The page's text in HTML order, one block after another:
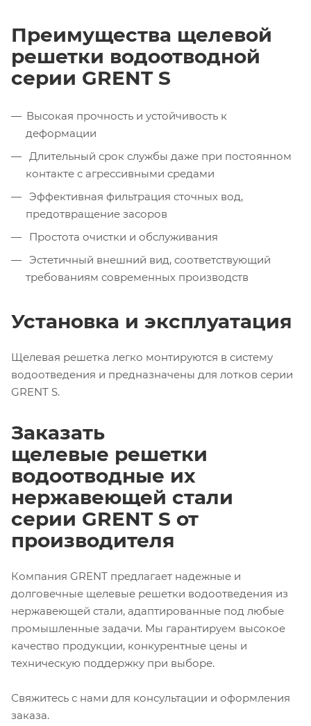
Преимущества щелевой
решетки водоотводной
серии GRENT S
Высокая прочность и устойчивость к
деформации
Длительный срок службы даже при постоянном
контакте с агрессивными средами
Эффективная фильтрация сточных вод,
предотвращение засоров
Простота очистки и обслуживания
Эстетичный внешний вид, соответствующий
требованиям современных производств
Установка и эксплуатация
Щелевая решетка легко монтируются в систему
водоотведения и предназначены для лотков серии
GRENT S.
Заказать
щелевые решетки
водоотводные их
нержавеющей стали
серии GRENT S от
производителя
Компания GRENT предлагает надежные и
долговечные щелевые решетки водоотведения из
нержавеющей стали, адаптированные под любые
промышленные задачи. Мы гарантируем высокое
качество продукции, конкурентные цены и
техническую поддержку при выборе.
Свяжитесь с нами для консультации и оформления
заказа.